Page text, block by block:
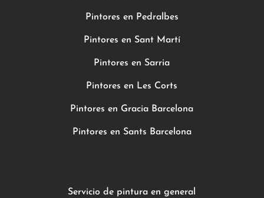
Pintores en Pedralbes
Pintores en Sant Martí
Pintores en Sarria
Pintores en Les Corts
Pintores en Gracia Barcelona
Pintores en Sants Barcelona
Servicio de pintura en general